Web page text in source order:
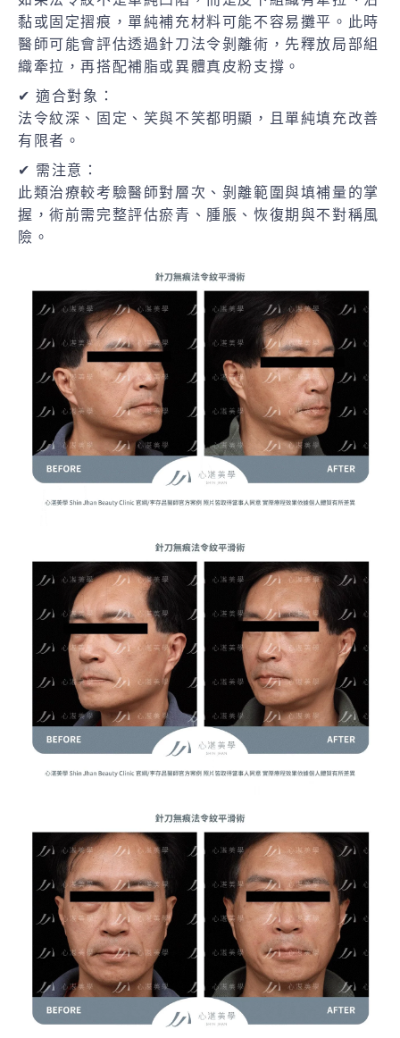
黏或固定摺痕，單純補充材料可能不容易攤平。此時
醫師可能會評估透過針刀法令剝離術，先釋放局部組
織牽拉，再搭配補脂或異體真皮粉支撐。
✔ 適合對象：
法令紋深、固定、笑與不笑都明顯，且單純填充改善
有限者。
✔ 需注意：
此類治療較考驗醫師對層次、剝離範圍與填補量的掌
握，術前需完整評估瘀青、腫脹、恢復期與不對稱風
險。